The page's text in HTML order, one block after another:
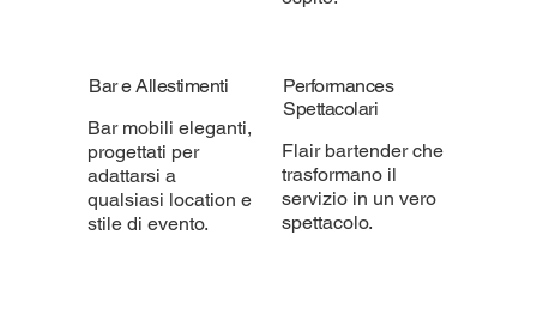
Bar e Allestimenti
Bar mobili eleganti,
progettati per
adattarsi a
qualsiasi location e
stile di evento.
Performances
Spettacolari
Flair bartender che
trasformano il
servizio in un vero
spettacolo.